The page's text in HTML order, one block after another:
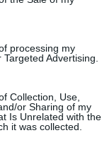
processing my
Advertising.
Collection, Use,
or Sharing of my
Is Unrelated with the
it was collected.